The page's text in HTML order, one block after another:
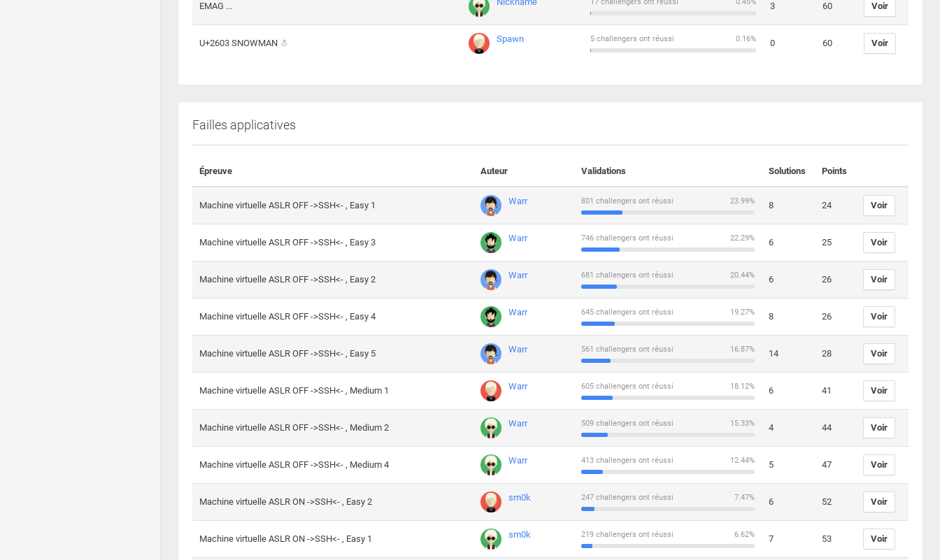
EMAG ... 3 60 Voir
U+2603 SNOWMAN ☃ Spawn 0.16%
5 challengers ont réussi 0 60 Voir
Failles applicatives
Épreuve Auteur Validations Solutions Points
Machine virtuelle ASLR OFF ->SSH<- , Easy 1 Warr 23.99%
801 challengers ont réussi 8 24 Voir
Machine virtuelle ASLR OFF ->SSH<- , Easy 3 Warr 22.29%
746 challengers ont réussi 6 25 Voir
Machine virtuelle ASLR OFF ->SSH<- , Easy 2 Warr 20.44%
681 challengers ont réussi 6 26 Voir
Machine virtuelle ASLR OFF ->SSH<- , Easy 4 Warr 19.27%
645 challengers ont réussi 8 26 Voir
Machine virtuelle ASLR OFF ->SSH<- , Easy 5 Warr 16.87%
561 challengers ont réussi 14 28 Voir
Machine virtuelle ASLR OFF ->SSH<- , Medium 1 Warr 18.12%
605 challengers ont réussi 6 41 Voir
Machine virtuelle ASLR OFF ->SSH<- , Medium 2 Warr 15.33%
509 challengers ont réussi 4 44 Voir
Machine virtuelle ASLR OFF ->SSH<- , Medium 4 Warr 12.44%
413 challengers ont réussi 5 47 Voir
Machine virtuelle ASLR ON ->SSH<- , Easy 2 sm0k 7.47%
247 challengers ont réussi 6 52 Voir
Machine virtuelle ASLR ON ->SSH<- , Easy 1 sm0k 6.62%
219 challengers ont réussi 7 53 Voir